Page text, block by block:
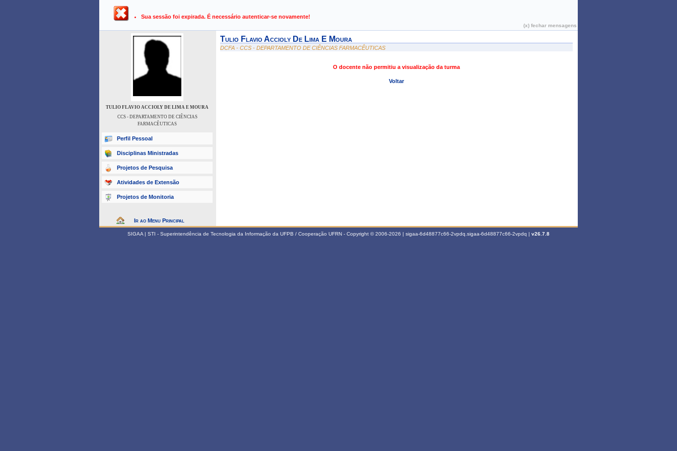
UFPB ›
Sua sessão foi expirada. É necessário autenticar-se novamente!
(x) fechar mensagens
TULIO FLAVIO ACCIOLY DE LIMA E MOURA
CCS - DEPARTAMENTO DE CIÊNCIAS
FARMACÊUTICAS
Perfil Pessoal
Disciplinas Ministradas
Projetos de Pesquisa
Atividades de Extensão
Projetos de Monitoria
Ir ao Menu Principal
Tulio Flavio Accioly De Lima E Moura
DCFA - CCS - DEPARTAMENTO DE CIÊNCIAS FARMACÊUTICAS
O docente não permitiu a visualização da turma
Voltar
SIGAA | STI - Superintendência de Tecnologia da Informação da UFPB / Cooperação UFRN - Copyright © 2006-2026 | sigaa-6d48877c66-2vpdq.sigaa-6d48877c66-2vpdq | v26.7.8